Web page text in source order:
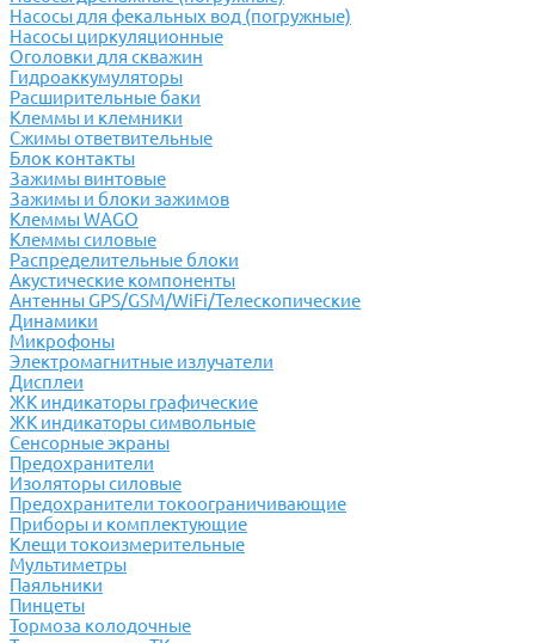
Насосы для фекальных вод (погружные)
Насосы циркуляционные
Оголовки для скважин
Гидроаккумуляторы
Расширительные баки
Клеммы и клемники
Cжимы ответвительные
Блок контакты
Зажимы винтовые
Зажимы и блоки зажимов
Клеммы WAGO
Клеммы силовые
Распределительные блоки
Акустические компоненты
Антенны GPS/GSM/WiFi/Телескопические
Динамики
Микрофоны
Электромагнитные излучатели
Дисплеи
ЖК индикаторы графические
ЖК индикаторы символьные
Сенсорные экраны
Предохранители
Изоляторы силовые
Предохранители токоограничивающие
Приборы и комплектующие
Клещи токоизмерительные
Мультиметры
Паяльники
Пинцеты
Тормоза колодочные